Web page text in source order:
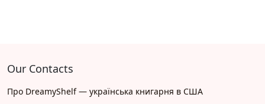
Our Contacts
Про DreamyShelf — українська книгарня в США